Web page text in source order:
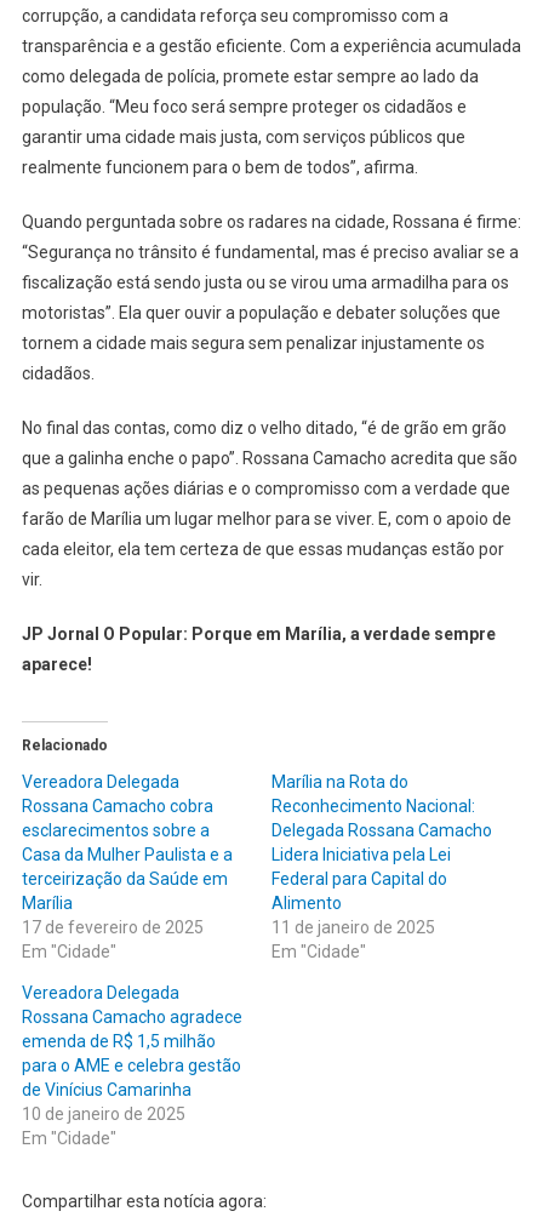
corrupção, a candidata reforça seu compromisso com a
transparência e a gestão eficiente. Com a experiência acumulada
como delegada de polícia, promete estar sempre ao lado da
população. “Meu foco será sempre proteger os cidadãos e
garantir uma cidade mais justa, com serviços públicos que
realmente funcionem para o bem de todos”, afirma.
Quando perguntada sobre os radares na cidade, Rossana é firme:
“Segurança no trânsito é fundamental, mas é preciso avaliar se a
fiscalização está sendo justa ou se virou uma armadilha para os
motoristas”. Ela quer ouvir a população e debater soluções que
tornem a cidade mais segura sem penalizar injustamente os
cidadãos.
No final das contas, como diz o velho ditado, “é de grão em grão
que a galinha enche o papo”. Rossana Camacho acredita que são
as pequenas ações diárias e o compromisso com a verdade que
farão de Marília um lugar melhor para se viver. E, com o apoio de
cada eleitor, ela tem certeza de que essas mudanças estão por
vir.
JP Jornal O Popular: Porque em Marília, a verdade sempre
aparece!
Relacionado
Vereadora Delegada
Rossana Camacho cobra
esclarecimentos sobre a
Casa da Mulher Paulista e a
terceirização da Saúde em
Marília
17 de fevereiro de 2025
Em "Cidade"
Marília na Rota do
Reconhecimento Nacional:
Delegada Rossana Camacho
Lidera Iniciativa pela Lei
Federal para Capital do
Alimento
11 de janeiro de 2025
Em "Cidade"
Vereadora Delegada
Rossana Camacho agradece
emenda de R$ 1,5 milhão
para o AME e celebra gestão
de Vinícius Camarinha
10 de janeiro de 2025
Em "Cidade"
Compartilhar esta notícia agora: